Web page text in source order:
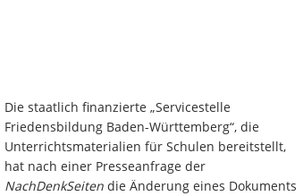
Die staatlich finanzierte „Servicestelle
Friedensbildung Baden-Württemberg“, die
Unterrichtsmaterialien für Schulen bereitstellt,
hat nach einer Presseanfrage der
NachDenkSeiten die Änderung eines Dokuments